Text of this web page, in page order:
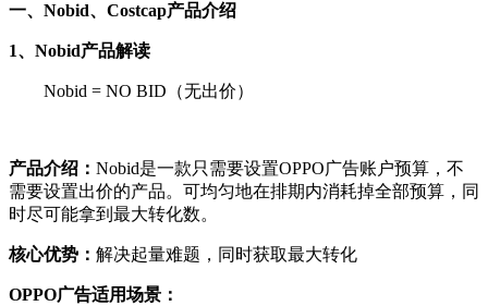
一、Nobid、Costcap产品介绍
1、Nobid产品解读
Nobid = NO BID（无出价）
产品介绍： Nobid是一款只需要设置OPPO广告账户预算，不
需要设置出价的产品。可均匀地在排期内消耗掉全部预算，同
时尽可能拿到最大转化数。
核心优势： 解决起量难题，同时获取最大转化
OPPO广告适用场景：